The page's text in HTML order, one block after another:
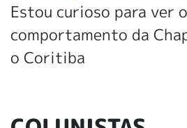
Estou curioso para ver o
comportamento da
o Coritiba